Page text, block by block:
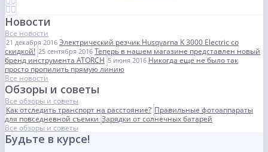
Новости
Все новости
21 декабря 2016 Электрический резчик Husqvarna K 3000 Electric со
скидкой! 25 сентября 2016 Теперь в нашем магазине представлен новый
бренд инструмента ATORCH 5 июня 2016 Никогда еще не было так
просто пропилить прямую линию
Все новости
Обзоры и советы
Все обзоры и советы
Как отследить транспорт на расстояние? Правильные фотоаппараты
для повседневной съемки Зарядки от солнечных батарей
Все обзоры и советы
Будьте в курсе!